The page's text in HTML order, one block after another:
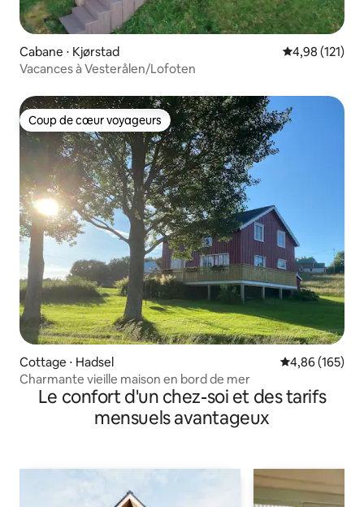
Cabane ⋅ Kjørstad Évaluation
4,98 (121)
Vacances à Vesterålen/Lofoten
Coup de cœur voyageurs
Coup de cœur voyageurs
Cottage ⋅ Hadsel Évaluation
4,86 (165)
Charmante vieille maison en bord de mer
Le confort d'un chez-soi et des tarifs
mensuels avantageux